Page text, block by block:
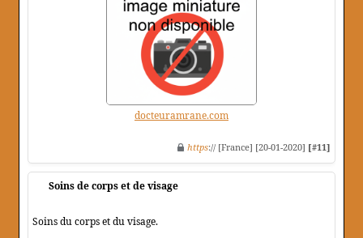
docteuramrane.com
https:// [France] [20-01-2020] [#11]
Soins de corps et de visage
Soins du corps et du visage.